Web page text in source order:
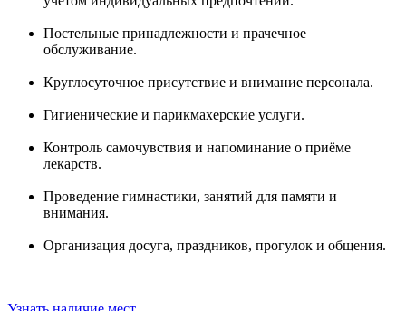
Постельные принадлежности и прачечное
обслуживание.
Круглосуточное присутствие и внимание персонала.
Гигиенические и парикмахерские услуги.
Контроль самочувствия и напоминание о приёме
лекарств.
Проведение гимнастики, занятий для памяти и
внимания.
Организация досуга, праздников, прогулок и общения.